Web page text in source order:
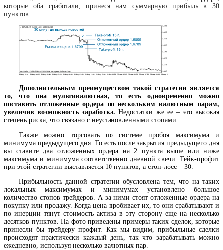
которые оба сработали, принеся нам суммарную прибыль в 30
пунктов.
Дополнительным преимуществом такой стратегии является
то, что она мультивалютная, то есть одновременно можно
поставить отложенные ордера по нескольким валютным парам,
увеличив возможность заработка.Недостатки же ее – это высокая
степень риска, что связано с неустановленными стопами.
Также можно торговать по системе пробоя максимума и
минимума предыдущего дня. То есть после закрытия предыдущего дня
вы ставите два отложенных ордера на 2 пункта выше или ниже
максимума и минимума соответственно дневной свечи. Тейк-профит
при этой стратегии выставляется 10 пунктов, а стоп-лосс – 30.
Прибыльность данной стратегии обусловлена тем, что на таких
локальных максимумах и минимумах установлено большое
количество стопов трейдеров. А за ними стоят отложенные ордера на
покупку или продажу. Когда цена пробивает их, то они срабатывают и
по инерции тянут стоимость актива в эту сторону еще на несколько
десятков пунктов. На фото приведены примеры таких сделок, которые
принесли бы трейдеру профит. Как мы видим, прибыльные сделки
происходят практически каждый день, так что зарабатывать можно
ежедневно, используя несколько валютных пар.